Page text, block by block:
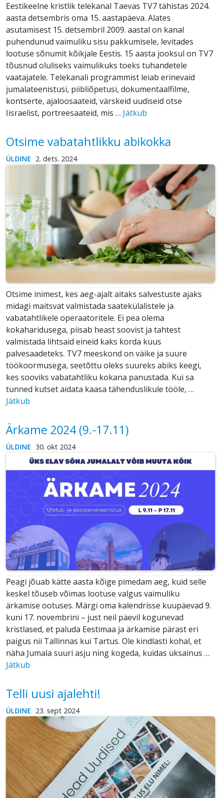
Eestikeelne kristlik telekanal Taevas TV7 tähistas 2024.
aasta detsembris oma 15. aastapäeva. Alates
asutamisest 15. detsembril 2009. aastal on kanal
pühendunud vaimuliku sisu pakkumisele, levitades
lootuse sõnumit kõikjale Eestis. 15 aasta jooksul on TV7
tõusnud oluliseks vaimulikuks toeks tuhandetele
vaatajatele. Telekanali programmist leiab erinevaid
jumalateenistusi, piibliõpetusi, dokumentaalfilme,
kontserte, ajaloosaateid, värskeid uudiseid otse
Iisraelist, portreesaateid, mis … Jätkub
Otsime vabatahtlikku abikokka
ÜLDINE 2. dets. 2024
Otsime inimest, kes aeg-ajalt aitaks salvestuste ajaks
midagi maitsvat valmistada saatekülalistele ja
vabatahtlikele operaatoritele. Ei pea olema
kokaharidusega, piisab heast soovist ja tahtest
valmistada lihtsaid eineid kaks korda kuus
palvesaadeteks. TV7 meeskond on väike ja suure
töökoormusega, seetõttu oleks suureks abiks keegi,
kes sooviks vabatahtliku kokana panustada. Kui sa
tunned kutset aidata kaasa tähenduslikule tööle, …
Jätkub
Ärkame 2024 (9.-17.11)
ÜLDINE 30. okt 2024
Peagi jõuab kätte aasta kõige pimedam aeg, kuid selle
keskel tõuseb võimas lootuse valgus vaimuliku
ärkamise ootuses. Märgi oma kalendrisse kuupäevad 9.
kuni 17. novembrini – just neil päevil kogunevad
kristlased, et paluda Eestimaa ja ärkamise pärast eri
paigus nii Tallinnas kui Tartus. Ole kindlasti kohal, et
näha Jumala suuri asju ning kogeda, kuidas üksainus …
Jätkub
Telli uusi ajalehti!
ÜLDINE 23. sept 2024